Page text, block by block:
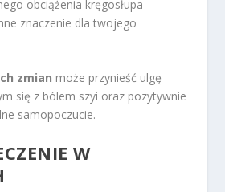
obciążenia kręgosłupa
znaczenie dla twojego
zmian może przynieść ulgę
się z bólem szyi oraz pozytywnie
samopoczucie.
W